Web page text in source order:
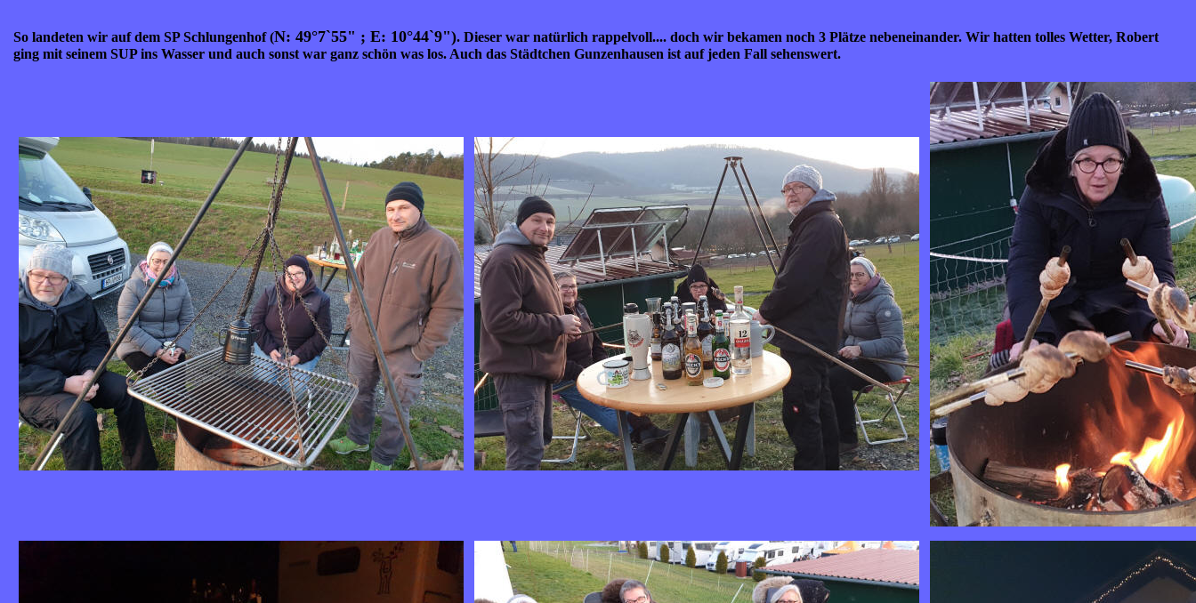
So landeten wir auf dem SP Schlungenhof (N: 49°7`55" ; E: 10°44`9"). Dieser war natürlich rappelvoll.... doch wir bekamen noch 3 Plätze nebeneinander. Wir hatten tolles Wetter, Robert
ging mit seinem SUP ins Wasser und auch sonst war ganz schön was los. Auch das Städtchen Gunzenhausen ist auf jeden Fall sehenswert.